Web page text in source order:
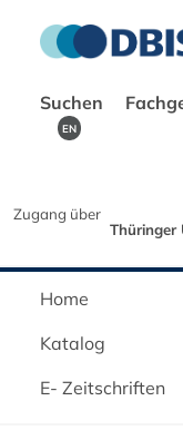
Suchen
EN
Zugang über
Thüringer
Home
Katalog
E- Zeitschriften